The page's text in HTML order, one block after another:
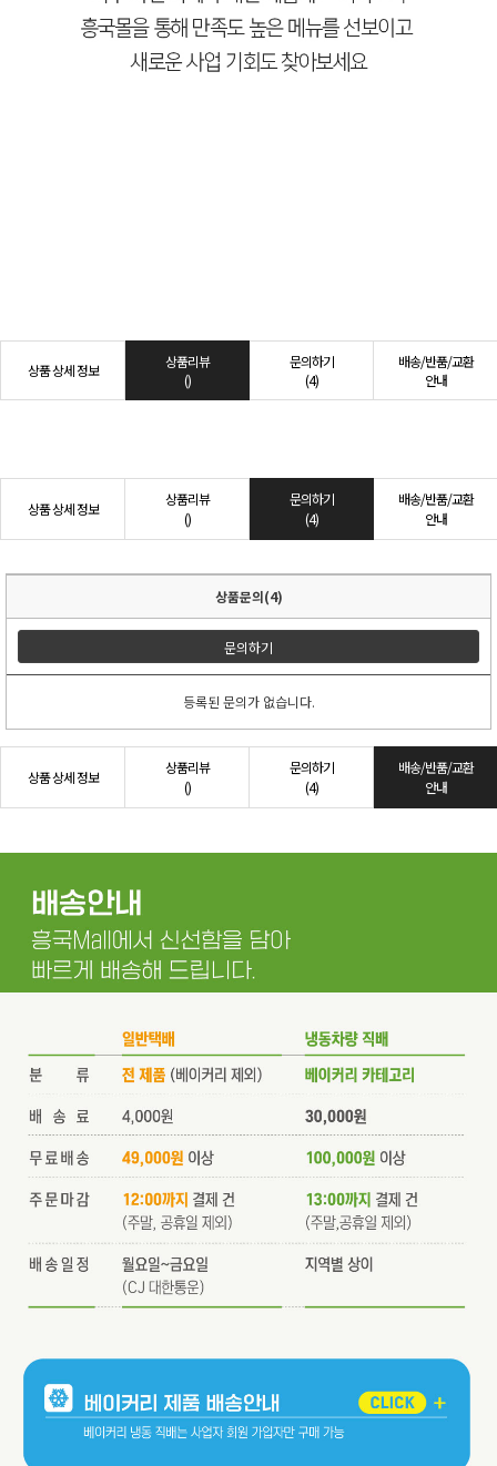
상품 상세 정보
상품리뷰
()
문의하기
(4)
배송/반품/교환
안내
상품 상세 정보
상품리뷰
()
문의하기
(4)
배송/반품/교환
안내
상품문의(4)
문의하기
등록된 문의가 없습니다.
상품 상세 정보
상품리뷰
()
문의하기
(4)
배송/반품/교환
안내